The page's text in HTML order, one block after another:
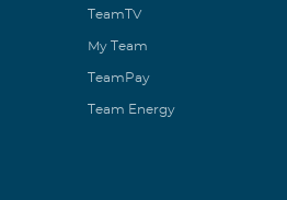
TeamTV
My Team
TeamPay
Team Energy